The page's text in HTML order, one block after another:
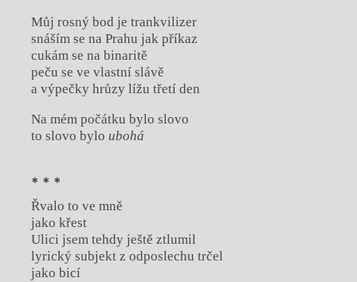
Můj rosný bod je trankvilizer
snáším se na Prahu jak příkaz
cukám se na binaritě
peču se ve vlastní slávě
a výpečky hrůzy lížu třetí den
Na mém počátku bylo slovo
to slovo bylo ubohá
* * *
Řvalo to ve mně
jako křest
Ulici jsem tehdy ještě ztlumil
lyrický subjekt z odposlechu trčel
jako bicí